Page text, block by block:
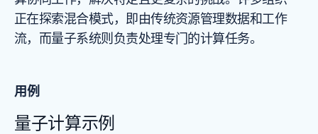
正在探索混合模式，即由传统资源管理数据和工作
流，而量子系统则负责处理专门的计算任务。
用例
量子计算示例